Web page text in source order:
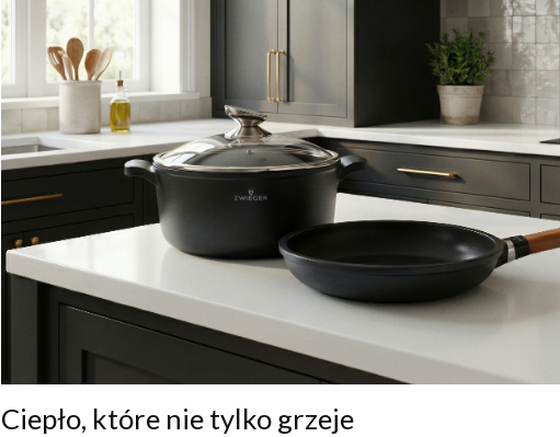
Ciepło, które nie tylko grzeje